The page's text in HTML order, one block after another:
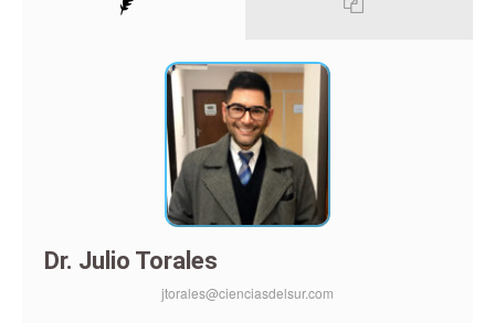
Dr. Julio Torales
jtorales@cienciasdelsur.com